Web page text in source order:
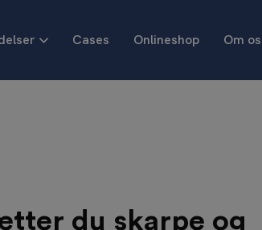
Cases Onlineshop Om os
du skarpe og